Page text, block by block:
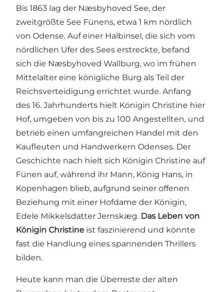
Bis 1863 lag der Næsbyhoved See, der
zweitgrößte See Fünens, etwa 1 km nördlich
von Odense. Auf einer Halbinsel, die sich vom
nördlichen Ufer des Sees erstreckte, befand
sich die Næsbyhoved Wallburg, wo im frühen
Mittelalter eine königliche Burg als Teil der
Reichsverteidigung errichtet wurde. Anfang
des 16. Jahrhunderts hielt Königin Christine hier
Hof, umgeben von bis zu 100 Angestellten, und
betrieb einen umfangreichen Handel mit den
Kaufleuten und Handwerkern Odenses. Der
Geschichte nach hielt sich Königin Christine auf
Fünen auf, während ihr Mann, König Hans, in
Kopenhagen blieb, aufgrund seiner offenen
Beziehung mit einer Hofdame der Königin,
Edele Mikkelsdatter Jernskæg. Das Leben von
Königin Christine ist faszinierend und könnte
fast die Handlung eines spannenden Thrillers
bilden.
Heute kann man die Überreste der alten